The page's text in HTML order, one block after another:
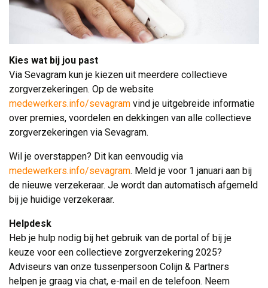
Kies wat bij jou past
Via Sevagram kun je kiezen uit meerdere collectieve
zorgverzekeringen. Op de website
medewerkers.info/sevagram vind je uitgebreide informatie
over premies, voordelen en dekkingen van alle collectieve
zorgverzekeringen via Sevagram.
Wil je overstappen? Dit kan eenvoudig via
medewerkers.info/sevagram. Meld je voor 1 januari aan bij
de nieuwe verzekeraar. Je wordt dan automatisch afgemeld
bij je huidige verzekeraar.
Helpdesk
Heb je hulp nodig bij het gebruik van de portal of bij je
keuze voor een collectieve zorgverzekering 2025?
Adviseurs van onze tussenpersoon Colijn & Partners
helpen je graag via chat, e-mail en de telefoon. Neem